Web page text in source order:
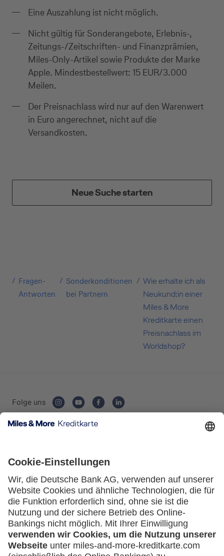
Eine Auszahlung ist nicht möglich.
Nicht gültig für Sonderangebote, Erlebnis-,
Zeitungs-/Zeitschriften- und Finanzprämien,
Miles-Only-Artikel sowie Produkte der Marke
Apple. Mindestbestellwert: 15 EUR/3.000
Meilen.
Der Preisnachlass wird nur auf den Warenwert
in Euro angerechnet, nicht auf die
Versandkosten.
Neue Suche starten
Fragen-
Antworten
Sonderkonditionen
bei Partnern
Wie erhalte ich als
Neukund:in einer
Miles & More
Kreditkarte einen
Preisnachlass im
Worldshop?
Folge uns
Service
Häufige Fragen
Kreditkarte beantragen
Suchen Sie eine Kreditkarte für die private oder
geschäftliche Nutzung? Oder möchten Sie
Über die Auswahl gelangen Sie direkt in den
gewünschten Antrag.
Freiberufler)
(z.B. e.K., Personengesellschaft (inkl. GbR),